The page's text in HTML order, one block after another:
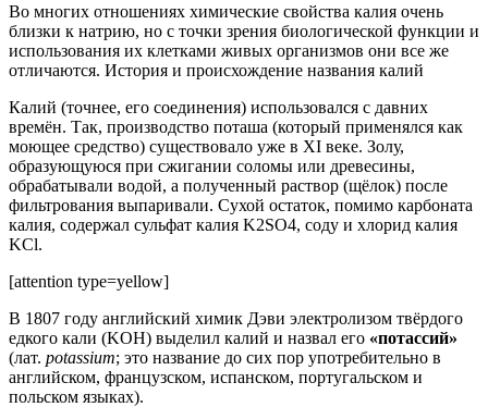
Во многих отношениях химические свойства калия очень
близки к натрию, но с точки зрения биологической функции и
использования их клетками живых организмов они все же
отличаются. История и происхождение названия калий
Калий (точнее, его соединения) использовался с давних
времён. Так, производство поташа (который применялся как
моющее средство) существовало уже в XI веке. Золу,
образующуюся при сжигании соломы или древесины,
обрабатывали водой, а полученный раствор (щёлок) после
фильтрования выпаривали. Сухой остаток, помимо карбоната
калия, содержал сульфат калия K2SO4, соду и хлорид калия
KCl.
[attention type=yellow]
В 1807 году английский химик Дэви электролизом твёрдого
едкого кали (KOH) выделил калий и назвал его «потассий»
(лат. potassium; это название до сих пор употребительно в
английском, французском, испанском, португальском и
польском языках).